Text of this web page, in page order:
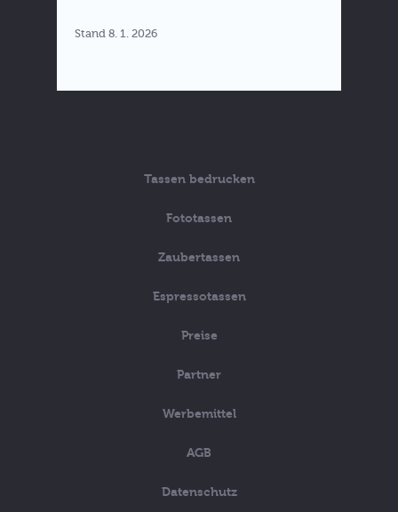
Stand 8. 1. 2026
Tassen bedrucken
Fototassen
Zaubertassen
Espressotassen
Preise
Partner
Werbemittel
AGB
Datenschutz